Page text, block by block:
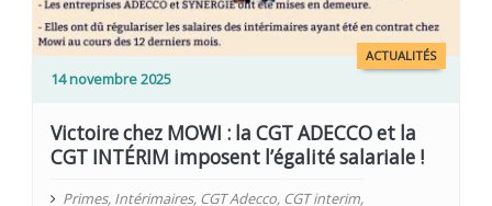
ACTUALITÉS
14 novembre 2025
Victoire chez MOWI : la CGT ADECCO et la
CGT INTÉRIM imposent l’égalité salariale !
Primes, Intérimaires, CGT Adecco, CGT interim,